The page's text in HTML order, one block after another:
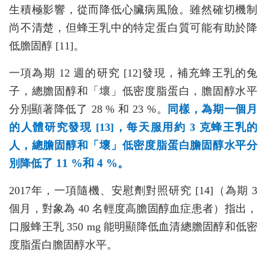
生積極影響，從而降低心臟病風險。雖然確切機制
尚不清楚，但蜂王乳中的特定蛋白質可能有助於降
低膽固醇 [11]。
一項為期 12 週的研究 [12]發現，補充蜂王乳的兔
子，總膽固醇和「壞」低密度脂蛋白，膽固醇水平
分別顯著降低了 28 % 和 23 %。
同樣，為期一個月
的人體研究發現 [13]，每天服用約 3 克蜂王乳的
人，總膽固醇和「壞」低密度脂蛋白膽固醇水平分
別降低了 11 %和 4 %。
2017年，一項隨機、安慰劑對照研究 [14]（為期 3
個月，對象為 40 名輕度高膽固醇血症患者）指出，
口服蜂王乳 350 mg 能明顯降低血清總膽固醇和低密
度脂蛋白膽固醇水平。